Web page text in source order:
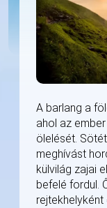
A barlang a
ahol az
ölelését.
meghívást
külvilág zajai
befelé fordul.